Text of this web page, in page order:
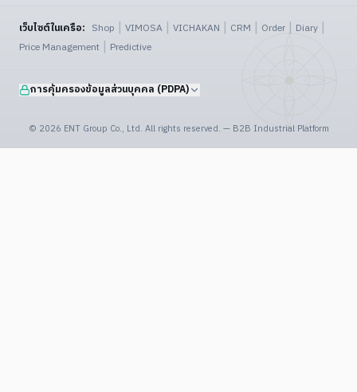
เว็บไซต์ในเครือ: Shop | VIMOSA | VICHAKAN | CRM | Order | Diary |
Price Management | Predictive
การคุ้มครองข้อมูลส่วนบุคคล (PDPA)
© 2026 ENT Group Co., Ltd. All rights reserved. — B2B Industrial Platform